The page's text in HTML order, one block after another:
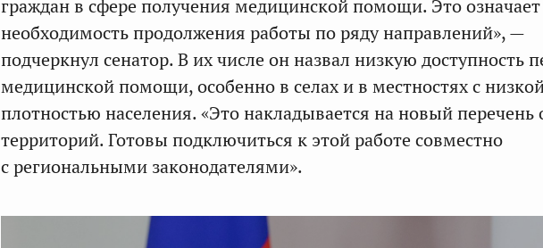
граждан в сфере получения медицинской помощи. Это означает
необходимость продолжения работы по ряду направлений», —
подчеркнул сенатор. В их числе он назвал низкую доступность
медицинской помощи, особенно в селах и в местностях с
плотностью населения. «Это накладывается на новый
территорий. Готовы подключиться к этой работе совместно
с региональными законодателями».